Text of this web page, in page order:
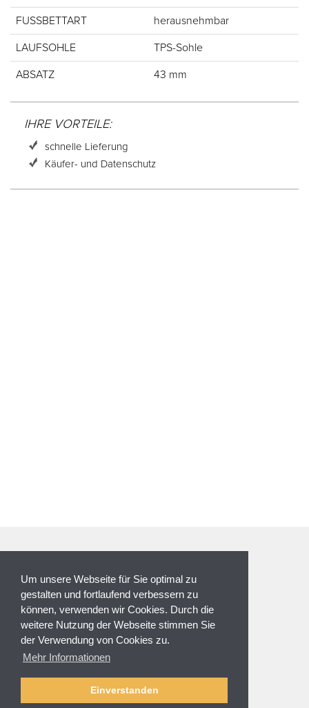
Um unsere Webseite für Sie optimal zu
gestalten und fortlaufend verbessern zu
können, verwenden wir Cookies. Durch die
weitere Nutzung der Webseite stimmen Sie
der Verwendung von Cookies zu.
Mehr Informationen
Einverstanden
FUSSBETTART herausnehmbar
LAUFSOHLE TPS-Sohle
ABSATZ 43 mm
IHRE VORTEILE:
schnelle Lieferung
Käufer- und Datenschutz
NEWSLETTER